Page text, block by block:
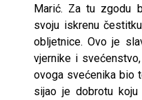
Marić. Za tu zgodu
svoju iskrenu
obljetnice. Ovo je
vjernike i
ovoga svećenika bio
sijao je dobrotu